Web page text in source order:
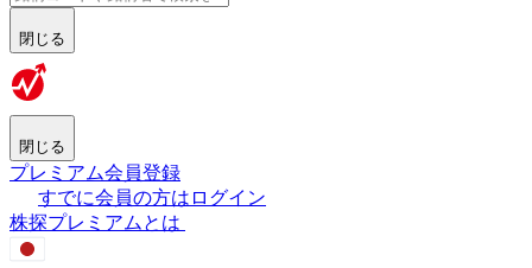
閉じる
閉じる
プレミアム会員登録
すでに会員の方はログイン
株探プレミアムとは